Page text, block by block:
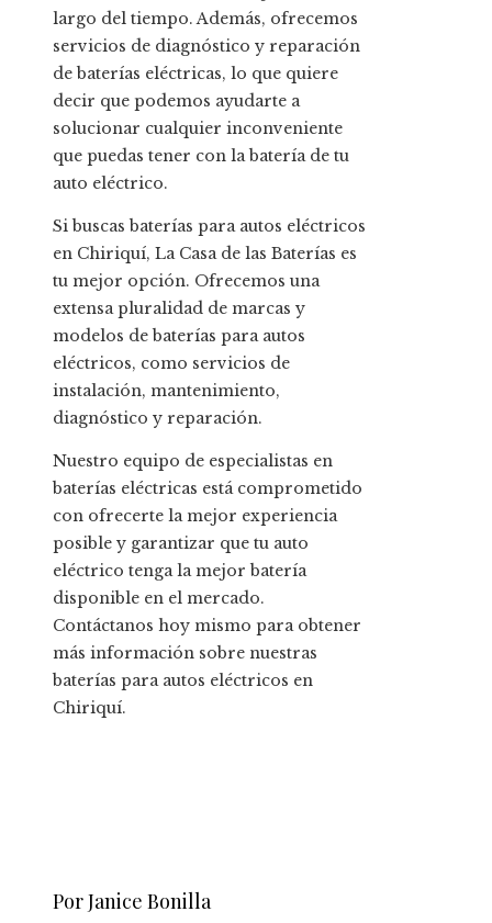
largo del tiempo. Además, ofrecemos
servicios de diagnóstico y reparación
de baterías eléctricas, lo que quiere
decir que podemos ayudarte a
solucionar cualquier inconveniente
que puedas tener con la batería de tu
auto eléctrico.
Si buscas baterías para autos eléctricos
en Chiriquí, La Casa de las Baterías es
tu mejor opción. Ofrecemos una
extensa pluralidad de marcas y
modelos de baterías para autos
eléctricos, como servicios de
instalación, mantenimiento,
diagnóstico y reparación.
Nuestro equipo de especialistas en
baterías eléctricas está comprometido
con ofrecerte la mejor experiencia
posible y garantizar que tu auto
eléctrico tenga la mejor batería
disponible en el mercado.
Contáctanos hoy mismo para obtener
más información sobre nuestras
baterías para autos eléctricos en
Chiriquí.
Por Janice Bonilla